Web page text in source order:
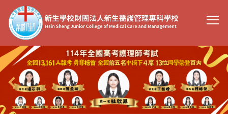
到
主
要
內
容
區